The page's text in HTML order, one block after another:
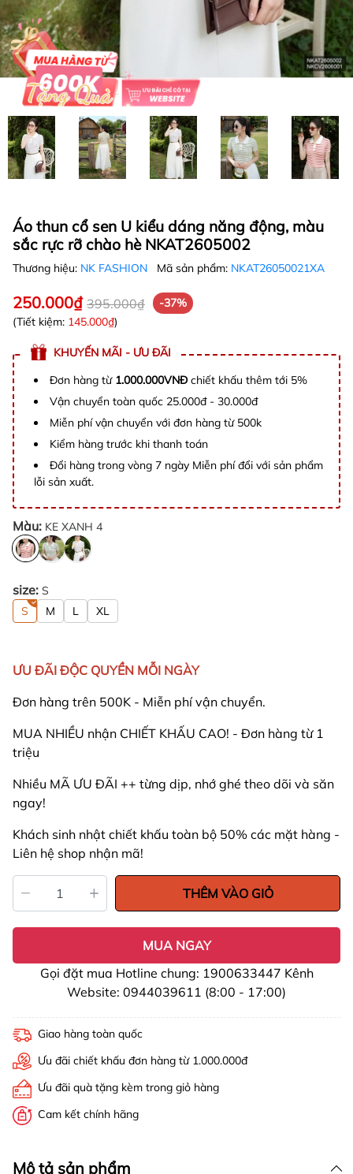
Áo thun cổ sen U kiểu dáng năng động, màu
sắc rực rỡ chào hè NKAT2605002
Thương hiệu: NK FASHION Mã sản phẩm: NKAT26050021XA
250.000₫ 395.000₫
-37%
(Tiết kiệm: 145.000₫)
KHUYẾN MÃI - ƯU ĐÃI
Đơn hàng từ 1.000.000VNĐchiết khấu thêm tới 5%
Vận chuyển toàn quốc 25.000đ - 30.000đ
Miễn phí vận chuyển với đơn hàng từ 500k
Kiểm hàng trước khi thanh toán
Đổi hàng trong vòng 7 ngày Miễn phí đổi với sản phẩm
lỗi sản xuất.
Màu: KE XANH 4
size: S
S
M L XL
ƯU ĐÃI ĐỘC QUYỀN MỖI NGÀY
Đơn hàng trên 500K - Miễn phí vận chuyển.
MUA NHIỀU nhận CHIẾT KHẤU CAO! - Đơn hàng từ 1
triệu
Nhiều MÃ ƯU ĐÃI ++ từng dịp, nhớ ghé theo dõi và săn
ngay!
Khách sinh nhật chiết khấu toàn bộ 50% các mặt hàng -
Liên hệ shop nhận mã!
THÊM VÀO GIỎ
MUA NGAY
Gọi đặt mua Hotline chung: 1900633447 Kênh
Website: 0944039611 (8:00 - 17:00)
Giao hàng toàn quốc
Ưu đãi chiết khấu đơn hàng từ 1.000.000đ
Ưu đãi quà tặng kèm trong giỏ hàng
Cam kết chính hãng
Mô tả sản phẩm